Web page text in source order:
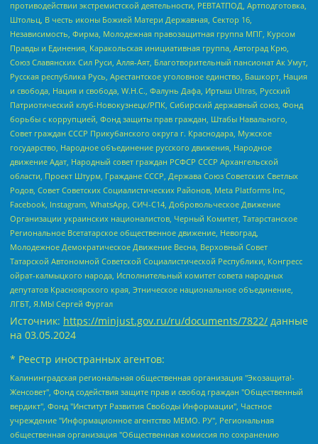
противодействии экстремистской деятельности, РЕВТАТПОД, Артподготовка,
Штольц, В честь иконы Божией Матери Державная, Сектор 16,
Независимость, Фирма, Молодежная правозащитная группа МПГ, Курсом
Правды и Единения, Каракольская инициативная группа, Автоград Крю,
Союз Славянских Сил Руси, Алля-Аят, Благотворительный пансионат Ак Умут,
Русская республика Русь, Арестантское уголовное единство, Башкорт, Нация
и свобода, Нация и свобода, W.H.С., Фалунь Дафа, Иртыш Ultras, Русский
Патриотический клуб-Новокузнецк/РПК, Сибирский державный союз, Фонд
борьбы с коррупцией, Фонд защиты прав граждан, Штабы Навального,
Совет граждан СССР Прикубанского округа г. Краснодара, Мужское
государство, Народное объединение русского движения, Народное
движение Адат, Народный совет граждан РСФСР СССР Архангельской
области, Проект Штурм, Граждане СССР, Держава Союз Советских Светлых
Родов, Совет Советских Социалистических Районов, Meta Platforms Inc,
Facebook, Instagram, WhatsApp, СИЧ-С14, Добровольческое Движение
Организации украинских националистов, Черный Комитет, Татарстанское
Региональное Всетатарское общественное движение, Невоград,
Молодежное Демократическое Движение Весна, Верховный Совет
Татарской Автономной Советской Социалистической Республики, Конгресс
ойрат-калмыцкого народа, Исполнительный комитет совета народных
депутатов Красноярского края, Этническое национальное объединение,
ЛГБТ, Я.МЫ Сергей Фургал
Источник: https://minjust.gov.ru/ru/documents/7822/ данные
на 03.05.2024
* Реестр иностранных агентов:
Калининградская региональная общественная организация "Экозащита!-Женсовет", Фонд содействия защите прав и свобод граждан "Общественный вердикт", Фонд "Институт Развития Свободы Информации", Частное учреждение "Информационное агентство МЕМО. РУ", Региональная общественная организация "Общественная комиссия по сохранению наследия академика Сахарова", Фонд поддержки свободы прессы, Санкт-Петербургская общественная правозащитная организация "Гражданский контроль", Межрегиональная общественная организация "Информационно-просветительский центр "Мемориал", Региональный Фонд "Центр Защиты Прав Средств Массовой Информации", с 05.12.2023 Фонд "Центр Защиты Прав Средств массовой информации", Региональная общественная благотворительная организация помощи беженцам и мигрантам "Гражданское содействие", Негосударственное образовательное учреждение дополнительного профессионального образования (повышение квалификации) специалистов "АКАДЕМИЯ ПО ПРАВАМ ЧЕЛОВЕКА", Свердловская региональная общественная организация "Сутяжник", Автономная некоммерческая организация "Центр независимых социологических исследований", Союз общественных объединений "Российский исследовательский центр по правам человека", Региональное общественное учреждение научно-информационный центр "МЕМОРИАЛ", Некоммерческая организация "Фонд защиты гласности", Автономная некоммерческая организация "Институт прав человека", Городская общественная организация "Екатеринбургское общество "МЕМОРИАЛ", Городская общественная организация "Рязанское историко-просветительское и правозащитное общество "Мемориал" (Рязанский Мемориал), Челябинский региональный орган общественной самодеятельности – женское общественное объединение "Женщины Евразии", Челябинский региональный орган общественной самодеятельности "Уральская правозащитная группа", Фонд содействия защите здоровья и социальной справедливости имени Андрея Рылькова, Автономная Некоммерческая Организация "Аналитический Центр Юрия Левады", Автономная некоммерческая организация социальной поддержки населения "Проект Апрель", Региональная общественная организация помощи женщинам и детям, находящимся в кризисной ситуации "Информационно-методический центр "Анна", Фонд содействия развитию массовых коммуникаций и правовому просвещению "Так-так-Так", Фонд содействия устойчивому развитию "Серебряная тайга", Свердловский региональный общественный фонд социальных проектов "Новое время", "Idel.Реалии", Кавказ.Реалии, Крым.Реалии, Телеканал Настоящее Время, Татаро-башкирская служба Радио Свобода (Azatliq Radiosi), Радио Свободная Европа/Радио Свобода (PCE/PC), "Сибирь.Реалии", "Фактограф", Благотворительный фонд помощи осужденным и их семьям, Автономная некоммерческая организация "Институт глобализации и социальных движений", Фонд "В защиту прав заключенных", Частное учреждение "Центр поддержки и содействия развитию средств массовой информации", Пензенский региональный общественный благотворительный фонд "Гражданский союз", "Север.Реалии", Некоммерческая организация Фонд "Правовая инициатива", Общество с ограниченной ответственностью "Радио Свободная Европа/Радио Свобода", Чешское информационное агентство "MEDIUM-ORIENT", Красноярская региональная общественная организация "Мы против СПИДа", Камалягин Денис Николаевич, Маркелов Сергей Евгеньевич, Пономарев Лев Александрович, Савицкая Людмила Алексеевна, Автономная некоммерческая организация "Центр по работе с проблемой насилия "НАСИЛИЮ.НЕТ", Межрегиональный профессиональный союз работников здравоохранения "Альянс врачей", Юридическое лицо, зарегистрированное в Латвийской Республике, SIA "Medusa Project" (регистрационный номер 40103797863, дата регистрации 10.06.2014), Некоммерческая организация "Фонд по борьбе с коррупцией", Автономная некоммерческая организация "Институт права и публичной политики", Баданин Роман Сергеевич, Гликин Максим Александрович, Железнова Мария Михайловна, Лукьянова Юлия Сергеевна, Маетная Елизавета Витальевна, Маняхин Петр Борисович, Чуракова Ольга Владимировна, Ярош Юлия Петровна, Юридическое лицо "The Insider SIA", зарегистрированное в Риге, Латвийская Республика (дата регистрации 26.06.2015), являющееся администратором доменного имени интернет-издания "The Insider SIA", https://theins.ru, Постернак Алексей Евгеньевич, Рубин Михаил Аркадьевич, Анин Роман Александрович, Юридическое лицо Istories fonds, зарегистрированное в Латвийской Республике (регистрационный номер 50008295751, дата регистрации 24.02.2020), Великовский Дмитрий Александрович, Долинина Ирина Николаевна, Мароховская Алеся Алексеевна, Шлейнов Роман Юрьевич, Шмагун Олеся Валентиновна, Общество с ограниченной ответственностью "Альтаир 2021", Общество с ограниченной ответственностью "Вега 2021", Общество с ограниченной ответственностью "Главный редактор 2021", Общество с ограниченной ответственностью "Ромашки монолит", Важенков Артем Валерьевич, Ивановская областная общественная организация "Центр гендерных исследований", Гурман Юрий Альбертович, Медиапроект "ОВД-Инфо", Егоров Владимир Владимирович, Жилинский Владимир Александрович, Общество с ограниченной ответственностью "ЗП", Иванова София Юрьевна, Карезина Инна Павловна, Кильтау Екатерина Викторовна, Петров Алексей Викторович, Пискунов Сергей Евгеньевич, Смирнов Сергей Сергеевич, Тихонов Михаил Сергеевич, Общество с ограниченной ответственностью "ЖУРНАЛИСТ-ИНОСТРАННЫЙ АГЕНТ", Арапова Галина Юрьевна, Вольтская Татьяна Анатольевна, Американская компания "Mason G.E.S. Anonymous Foundation" (США), являющаяся владельцем интернет-издания https://mnews.world/, Компания "Stichting Bellingcat", зарегистрированная в Нидерландах (дата регистрации 11.07.2018), Захаров Андрей Вячеславович, Клепиковская Екатерина Дмитриевна, Общество с ограниченной ответственностью "МЕМО", Перл Роман Александрович, Симонов Евгений Алексеевич, Соловьева Елена Анатольевна, Сотников Даниил Владимирович, Сурначева Елизавета Дмитриевна, Автономная некоммерческая организация по защите прав человека и информированию населения "Якутия – Наше Мнение", Общество с ограниченной ответственностью "Москоу диджитал медиа", с 26.01.2023 Общество с ограниченной ответственностью "Чайка Белые сады", Ветошкина Валерия Валерьевна, Заговора Максим Александрович, Межрегиональное общественное движение "Российская ЛГБТ - сеть", Оленичев Максим Владимирович, Павлов Иван Юрьевич, Скворцова Елена Сергеевна, Общество с ограниченной ответственностью "Как бы инагент", Кочетков Игорь Викторович, Общество с ограниченной ответственностью "Честные выборы", Еланчик Олег Александрович, Общество с ограниченной ответственностью "Нобелевский призыв", Гималова Регина Эмилевна, Григорьев Андрей Валерьевич, Григорьева Алина Александровна, Ассоциация по содействию защите прав призывников, альтернативнослужащих и военнослужащих "Правозащитная группа "Гражданин.Армия.Право", Хисамова Регина Фаритовна, Автономная некоммерческая организация по реализации социально-правовых программ "Лилит", Дальневосточное общественное движение "Маяк", Санкт-Петербургская ЛГБТ-инициативная группа "Выход", Инициативная группа ЛГБТ+ "Реверс", Алексеев Андрей Викторович, Бекбулатова Таисия Львовна, Беляев Иван Михайлович, Владыкина Елена Сергеевна, Гельман Марат Александрович, Никульшина Вероника Юрьевна, Толоконникова Надежда Андреевна, Шендерович Виктор Анатольевич, Общество с ограниченной ответственностью "Данное сообщение", Общество с ограниченной ответственностью Издательский дом "Новая глава", Айнбиндер Александра Александровна, Московский комьюнити-центр для ЛГБТ+инициатив, Благотворительный фонд развития филантропии, Deutsche Welle (Германия, Kurt-Schumacher-Strasse 3, 53113 Bonn), Борзунова Мария Михайловна, Воробьев Виктор Викторович, Голубева Анна Львовна, Константинова Алла Михайловна, Малкова Ирина Владимировна, Мурадов Мурад Абдулгалимович, Осетинская Елизавета Николаевна, Понасенков Евгений Николаевич, Ганапольский Матвей Юрьевич, Киселев Евгений Алексеевич, Борухович Ирина Григорьевна, Дремин Иван Тимофеевич, Дубровский Дмитрий Викторович, Красноярская региональная общественная организация поддержки и развития альтернативных образовательных технологий и межкультурных коммуникаций "ИНТЕРРА", Маяковская Екатерина Алексеевна, Фейгин Марк Захарович, Филимонов Андрей Викторович, Дзугкоева Регина Николаевна, Доброхотов Роман Александрович, Дудь Юрий Александрович, Елкин Сергей Владимирович, Кругликов Кирилл Игоревич, Сабунаева Мария Леонидовна, Семенов Алексей Владимирович, Шаинян Карен Багратович, Шульман Екатерина Михайловна, Асафьев Артур Валерьевич, Вахштайн Виктор Семенович, Венедиктов Алексей Алексеевич, Лушникова Екатерина Евгеньевна, Волков Леонид Михайлович, Невзоров Александр Глебович, Пархоменко Сергей Борисович, Сироткин Ярослав Николаевич, Кара-Мурза Владимир Владимирович, Баранова Наталья Владимировна, Гозман Леонид Яковлевич, Кагарлицкий Борис Юльевич, Климарев Михаил Валерьевич, Милов Владимир Станиславович, Автономная некоммерческая организация Краснодарский центр современного искусства "Типография", Моргенштерн Алишер Тагирович, Соболь Любовь Эдуардовна, Общество с ограниченной ответственностью "ЛИЗА НОРМ", Каспаров Гарри Кимович, Ходорковский Михаил Борисович, Общество с ограниченной ответственностью "Апрельские тезисы", Данилович Ирина Брониславовна, Кашин Олег Владимирович, Петров Николай Владимирович, Пивоваров Алексей Владимирович, Соколов Михаил Владимирович, Цветкова Юлия Владимировна, Чичваркин Евгений Александрович, Комитет против пыток/Команда против пыток, Общество с ограниченной ответственностью "Первый научный", Общество с ограниченной ответственностью "Вертолет и ко", Белоцерковская Вероника Борисовна, Кац Максим Евгеньевич, Лазарева Татьяна Юрьевна, Шаведдинов Руслан Табризович, Яшин Илья Валерьевич, Общество с ограниченной ответственностью "Иноагент ААВ", Алешковский Дмитрий Петрович, Альбац Евгения Марковна, Быков Дмитрий Львович, Галямина Юлия Евгеньевна, Лойко Сергей Леонидович, Мартынов Кирилл Константинович, Медведев Сергей Александрович, Крашенинников Федор Геннадиевич, Гордеева Катерина Вл